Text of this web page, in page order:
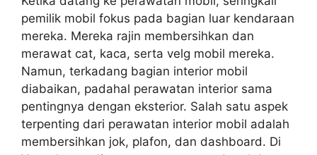
pemilik mobil fokus pada bagian luar kendaraan
mereka. Mereka rajin membersihkan dan
merawat cat, kaca, serta velg mobil mereka.
Namun, terkadang bagian interior mobil
diabaikan, padahal perawatan interior sama
pentingnya dengan eksterior. Salah satu aspek
terpenting dari perawatan interior mobil adalah
membersihkan jok, plafon, dan dashboard. Di